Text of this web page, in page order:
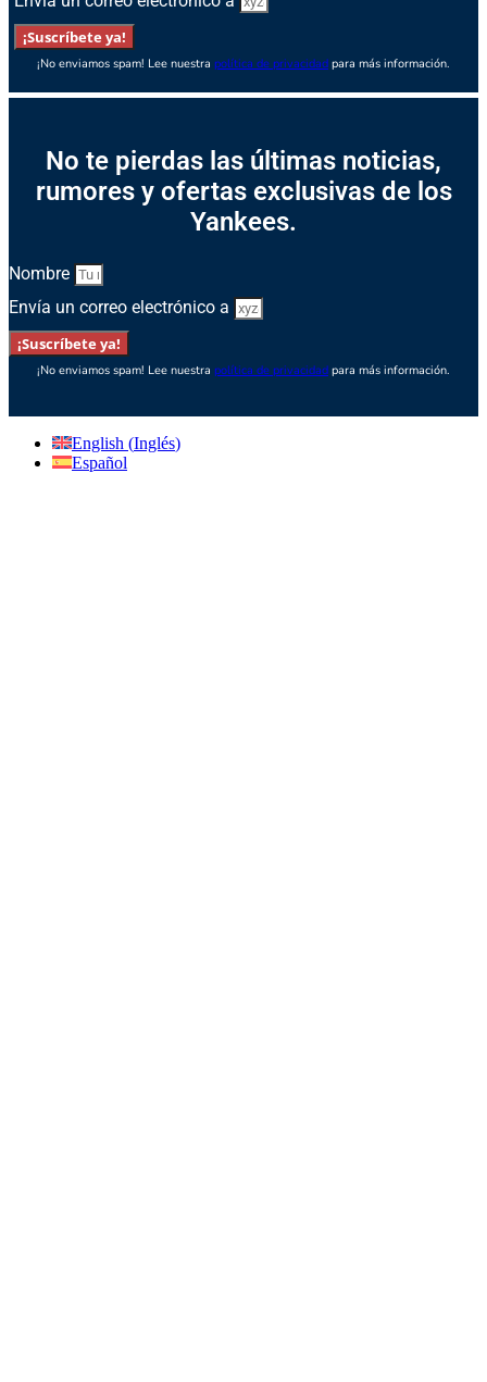
¡Suscríbete ya!
¡No enviamos spam! Lee nuestra política de privacidad para más información.
No te pierdas las últimas noticias,
rumores y ofertas exclusivas de los
Yankees.
Nombre
Envía un correo electrónico a
¡Suscríbete ya!
¡No enviamos spam! Lee nuestra política de privacidad para más información.
English (Inglés)
Español